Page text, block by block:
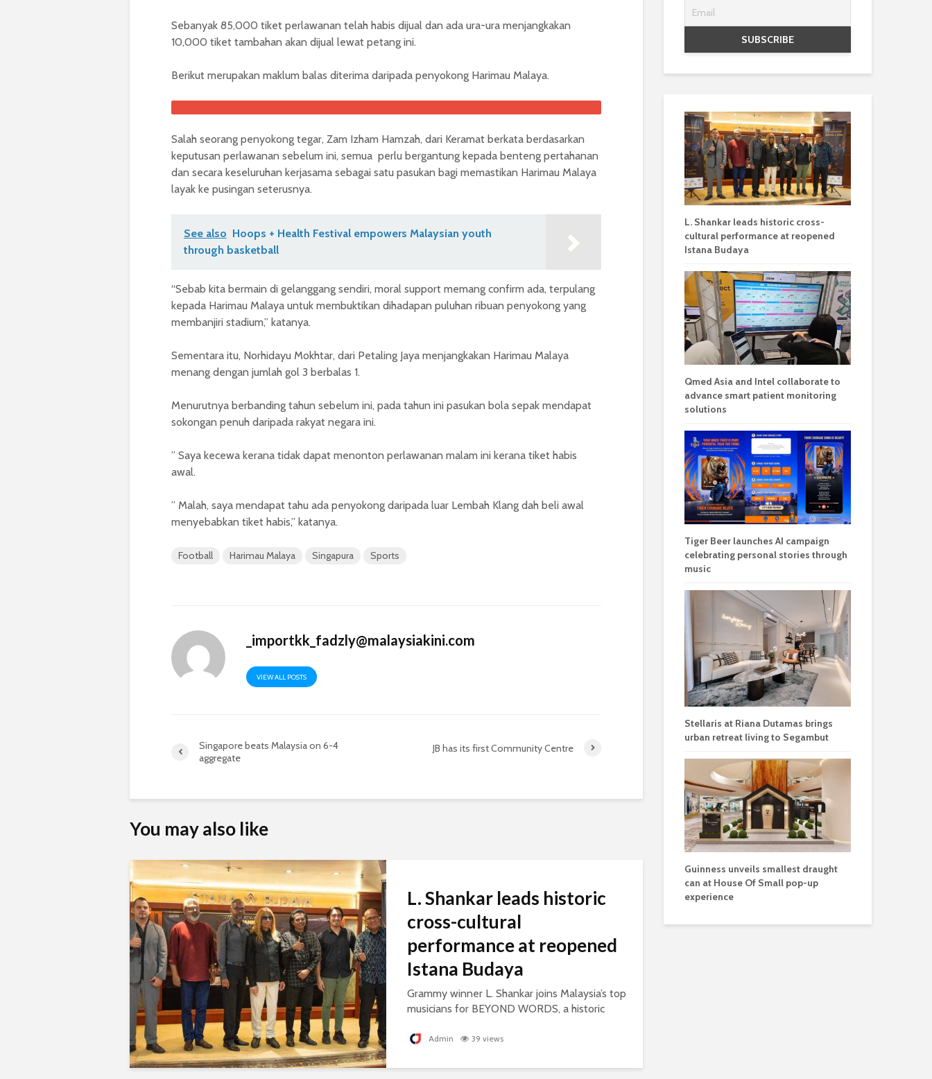
Sebanyak 85,000 tiket perlawanan telah habis dijual dan ada ura-ura menjangkakan
10,000 tiket tambahan akan dijual lewat petang ini.
Berikut merupakan maklum balas diterima daripada penyokong Harimau Malaya.
Salah seorang penyokong tegar, Zam Izham Hamzah, dari Keramat berkata berdasarkan
keputusan perlawanan sebelum ini, semua perlu bergantung kepada benteng pertahanan
dan secara keseluruhan kerjasama sebagai satu pasukan bagi memastikan Harimau Malaya
layak ke pusingan seterusnya.
See also Hoops + Health Festival empowers Malaysian youth
through basketball
“Sebab kita bermain di gelanggang sendiri, moral support memang confirm ada, terpulang
kepada Harimau Malaya untuk membuktikan dihadapan puluhan ribuan penyokong yang
membanjiri stadium,” katanya.
Sementara itu, Norhidayu Mokhtar, dari Petaling Jaya menjangkakan Harimau Malaya
menang dengan jumlah gol 3 berbalas 1.
Menurutnya berbanding tahun sebelum ini, pada tahun ini pasukan bola sepak mendapat
sokongan penuh daripada rakyat negara ini.
” Saya kecewa kerana tidak dapat menonton perlawanan malam ini kerana tiket habis
awal.
” Malah, saya mendapat tahu ada penyokong daripada luar Lembah Klang dah beli awal
menyebabkan tiket habis,” katanya.
Football Harimau Malaya Singapura Sports
_importkk_fadzly@malaysiakini.com
VIEW ALL POSTS
Singapore beats Malaysia on 6-4
aggregate
JB has its first Community Centre
You may also like
L. Shankar leads historic
cross-cultural
performance at reopened
Istana Budaya
Grammy winner L. Shankar joins Malaysia’s top
musicians for BEYOND WORDS, a historic
artistic collaboration.
Admin 39 views
L. Shankar leads historic cross-
cultural performance at reopened
Istana Budaya
Qmed Asia and Intel collaborate to
advance smart patient monitoring
solutions
Tiger Beer launches AI campaign
celebrating personal stories through
music
Stellaris at Riana Dutamas brings
urban retreat living to Segambut
Guinness unveils smallest draught
can at House Of Small pop-up
experience